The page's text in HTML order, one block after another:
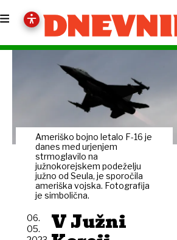
Ameriško bojno letalo F-16 je
danes med urjenjem
strmoglavilo na
južnokorejskem podeželju
južno od Seula, je sporočila
ameriška vojska. Fotografija
je simbolična.
V Južni
06.
05.